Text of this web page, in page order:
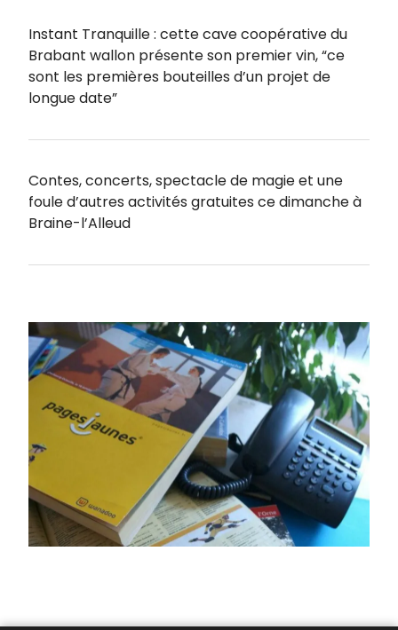
Instant Tranquille : cette cave coopérative du
Brabant wallon présente son premier vin, “ce
sont les premières bouteilles d’un projet de
longue date”
Contes, concerts, spectacle de magie et une
foule d’autres activités gratuites ce dimanche à
Braine-l’Alleud